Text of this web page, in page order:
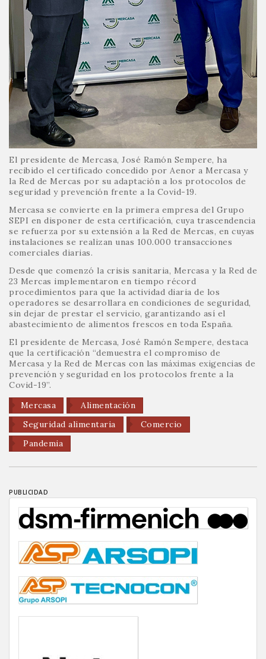
El presidente de Mercasa, José Ramón Sempere, ha
recibido el certificado concedido por Aenor a Mercasa y
la Red de Mercas por su adaptación a los protocolos de
seguridad y prevención frente a la Covid-19.
Mercasa se convierte en la primera empresa del Grupo
SEPI en disponer de esta certificación, cuya trascendencia
se refuerza por su extensión a la Red de Mercas, en cuyas
instalaciones se realizan unas 100.000 transacciones
comerciales diarias.
Desde que comenzó la crisis sanitaria, Mercasa y la Red de
23 Mercas implementaron en tiempo récord
procedimientos para que la actividad diaria de los
operadores se desarrollara en condiciones de seguridad,
sin dejar de prestar el servicio, garantizando así el
abastecimiento de alimentos frescos en toda España.
El presidente de Mercasa, José Ramón Sempere, destaca
que la certificación “demuestra el compromiso de
Mercasa y la Red de Mercas con las máximas exigencias de
prevención y seguridad en los protocolos frente a la
Covid-19”.
Mercasa
Alimentación
Seguridad alimentaria
Comercio
Pandemia
PUBLICIDAD